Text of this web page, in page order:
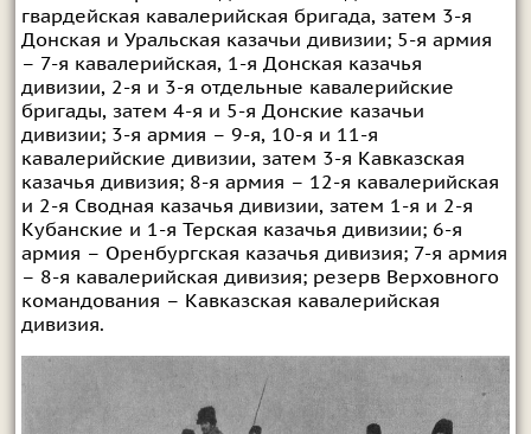
гвардейская кавалерийская бригада, затем 3-я
Донская и Уральская казачьи дивизии; 5-я армия
– 7-я кавалерийская, 1-я Донская казачья
дивизии, 2-я и 3-я отдельные кавалерийские
бригады, затем 4-я и 5-я Донские казачьи
дивизии; 3-я армия – 9-я, 10-я и 11-я
кавалерийские дивизии, затем 3-я Кавказская
казачья дивизия; 8-я армия – 12-я кавалерийская
и 2-я Сводная казачья дивизии, затем 1-я и 2-я
Кубанские и 1-я Терская казачья дивизии; 6-я
армия – Оренбургская казачья дивизия; 7-я армия
– 8-я кавалерийская дивизия; резерв Верховного
командования – Кавказская кавалерийская
дивизия.